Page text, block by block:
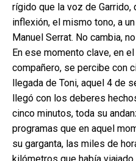
rígido que la voz de
inflexión, el mismo tono, a
Manuel Serrat. No cambia,
En ese momento clave, en
compañero, se percibe con
llegada de Toni, aquel 4 de
llegó con los deberes
cinco minutos, toda su
programas que en aquel
su garganta, las miles de